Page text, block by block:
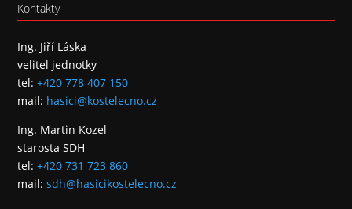
Kontakty
Ing. Jiří Láska
velitel jednotky
tel:+420 778 407 150
mail: hasici@kostelecno.cz
Ing. Martin Kozel
starosta SDH
tel:+420 731 723 860
mail:sdh@hasicikostelecno.cz